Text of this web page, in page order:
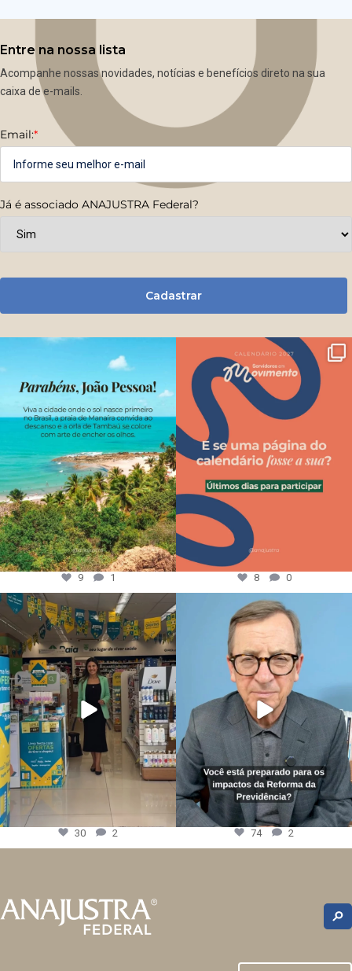
Entre na nossa lista
Acompanhe nossas novidades, notícias e benefícios direto na sua
caixa de e-mails.
Email:*
Já é associado ANAJUSTRA Federal?
Cadastrar
9 1 8 0
30 2 74 2